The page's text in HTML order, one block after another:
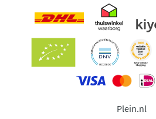
Plein.nl